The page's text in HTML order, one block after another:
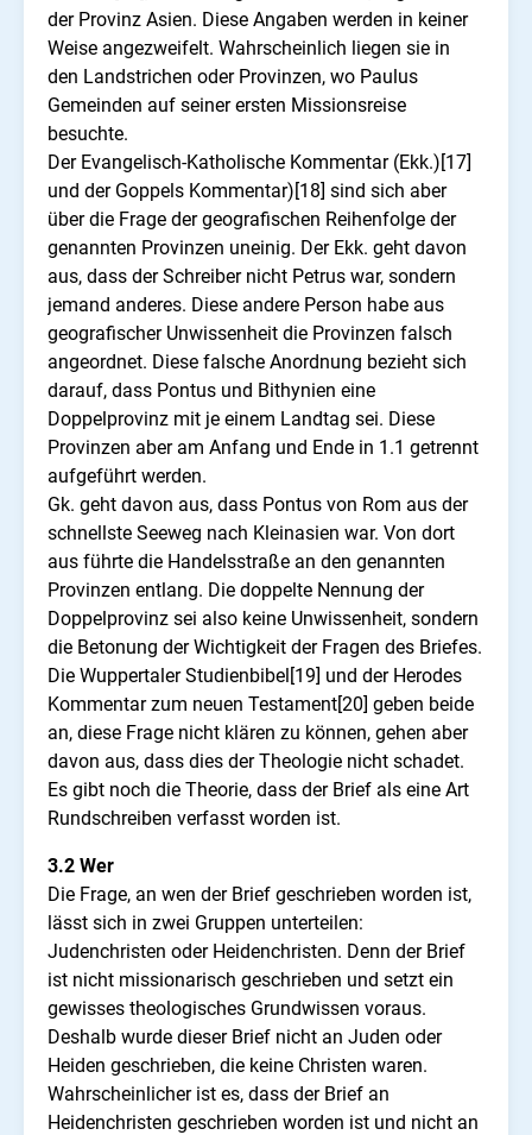
der Provinz Asien. Diese Angaben werden in keiner
Weise angezweifelt. Wahrscheinlich liegen sie in
den Landstrichen oder Provinzen, wo Paulus
Gemeinden auf seiner ersten Missionsreise
besuchte.
Der Evangelisch-Katholische Kommentar (Ekk.)[17]
und der Goppels Kommentar)[18] sind sich aber
über die Frage der geografischen Reihenfolge der
genannten Provinzen uneinig. Der Ekk. geht davon
aus, dass der Schreiber nicht Petrus war, sondern
jemand anderes. Diese andere Person habe aus
geografischer Unwissenheit die Provinzen falsch
angeordnet. Diese falsche Anordnung bezieht sich
darauf, dass Pontus und Bithynien eine
Doppelprovinz mit je einem Landtag sei. Diese
Provinzen aber am Anfang und Ende in 1.1 getrennt
aufgeführt werden.
Gk. geht davon aus, dass Pontus von Rom aus der
schnellste Seeweg nach Kleinasien war. Von dort
aus führte die Handelsstraße an den genannten
Provinzen entlang. Die doppelte Nennung der
Doppelprovinz sei also keine Unwissenheit, sondern
die Betonung der Wichtigkeit der Fragen des Briefes.
Die Wuppertaler Studienbibel[19] und der Herodes
Kommentar zum neuen Testament[20] geben beide
an, diese Frage nicht klären zu können, gehen aber
davon aus, dass dies der Theologie nicht schadet.
Es gibt noch die Theorie, dass der Brief als eine Art
Rundschreiben verfasst worden ist.
3.2 Wer
Die Frage, an wen der Brief geschrieben worden ist,
lässt sich in zwei Gruppen unterteilen:
Judenchristen oder Heidenchristen. Denn der Brief
ist nicht missionarisch geschrieben und setzt ein
gewisses theologisches Grundwissen voraus.
Deshalb wurde dieser Brief nicht an Juden oder
Heiden geschrieben, die keine Christen waren.
Wahrscheinlicher ist es, dass der Brief an
Heidenchristen geschrieben worden ist und nicht an